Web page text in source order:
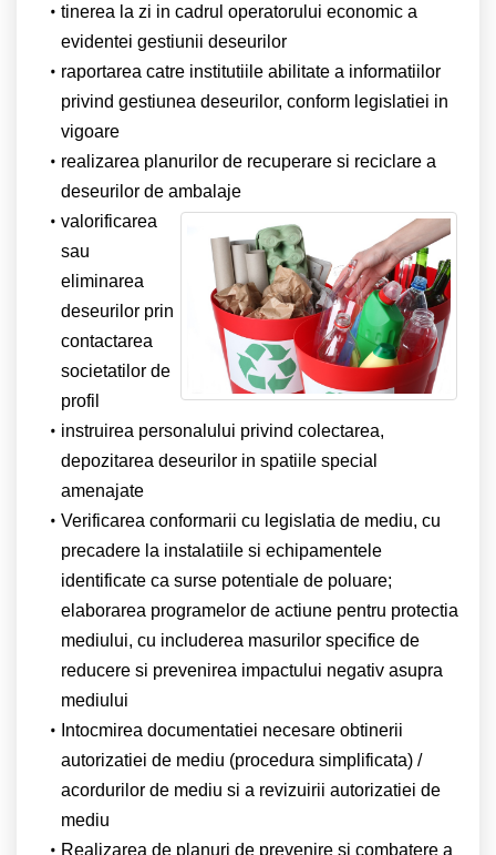
tinerea la zi in cadrul operatorului economic a
evidentei gestiunii deseurilor
raportarea catre institutiile abilitate a informatiilor
privind gestiunea deseurilor, conform legislatiei in
vigoare
realizarea planurilor de recuperare si reciclare a
deseurilor de ambalaje
valorificarea
sau
eliminarea
deseurilor prin
contactarea
societatilor de
profil
instruirea personalului privind colectarea,
depozitarea deseurilor in spatiile special
amenajate
Verificarea conformarii cu legislatia de mediu, cu
precadere la instalatiile si echipamentele
identificate ca surse potentiale de poluare;
elaborarea programelor de actiune pentru protectia
mediului, cu includerea masurilor specifice de
reducere si prevenirea impactului negativ asupra
mediului
Intocmirea documentatiei necesare obtinerii
autorizatiei de mediu (procedura simplificata) /
acordurilor de mediu si a revizuirii autorizatiei de
mediu
Realizarea de planuri de prevenire si combatere a